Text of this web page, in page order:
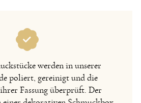
werden in unserer
poliert, gereinigt und die
Fassung überprüft. Der